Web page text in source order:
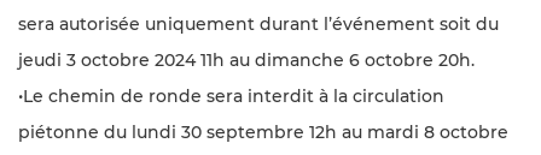
sera autorisée uniquement durant l’événement soit du
jeudi 3 octobre 2024 11h au dimanche 6 octobre 20h.
•Le chemin de ronde sera interdit à la circulation
piétonne du lundi 30 septembre 12h au mardi 8 octobre